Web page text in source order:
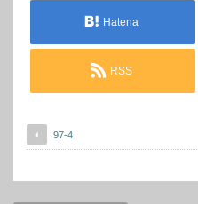
Hatena
RSS
97-4